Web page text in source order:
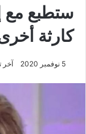
ستطبع مع
كارثة أخرى
5 نوفمبر 2020 آخر